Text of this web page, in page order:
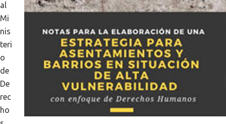
al
Mi
nis
teri
o
de
De
rec
ho